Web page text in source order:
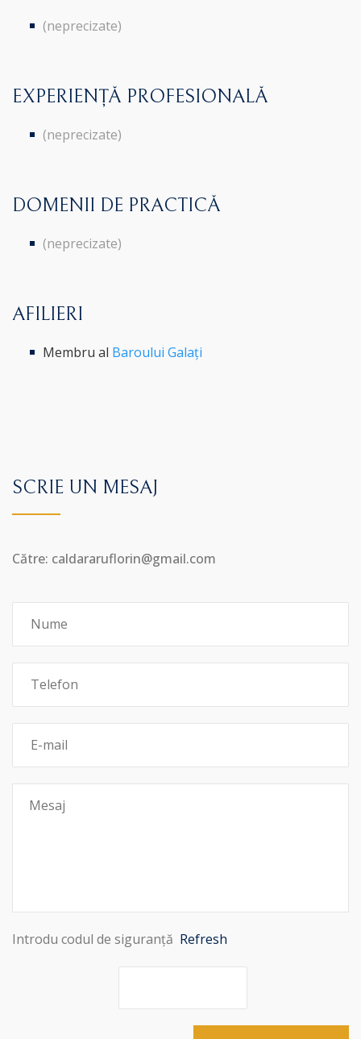
(neprecizate)
EXPERIENȚĂ PROFESIONALĂ
(neprecizate)
DOMENII DE PRACTICĂ
(neprecizate)
AFILIERI
Membru al Baroului Galați
SCRIE UN MESAJ
Către: caldararuflorin@gmail.com
Introdu codul de siguranță Refresh